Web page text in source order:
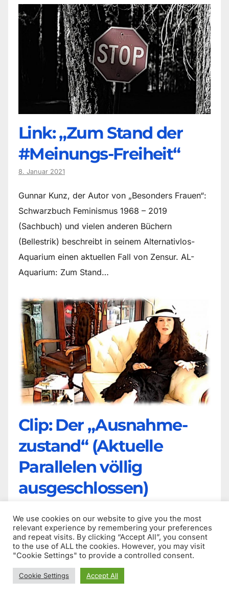
Link: „Zum Stand der
#Meinungs-Freiheit“
8. Januar 2021
Gunnar Kunz, der Autor von „Besonders Frauen“:
Schwarzbuch Feminismus 1968 – 2019
(Sachbuch) und vielen anderen Büchern
(Bellestrik) beschreibt in seinem Alternativlos-
Aquarium einen aktuellen Fall von Zensur. AL-
Aquarium: Zum Stand…
Clip: Der „Ausnahme-
zustand“ (Aktuelle
Parallelen völlig
ausgeschlossen)
Das Video ist zwei Jahre alt. Aktuelle Parallelen in
der „schwierigen Corona-Zeit“ sind zufällig.
Philosophin Dr. Claudia Simone Dorchain über
den Begriff des „Ausnahmezustands“ in der
We use cookies on our website to give you the most
relevant experience by remembering your preferences
and repeat visits. By clicking “Accept All”, you consent
to the use of ALL the cookies. However, you may visit
"Cookie Settings" to provide a controlled consent.
Cookie Settings Accept All